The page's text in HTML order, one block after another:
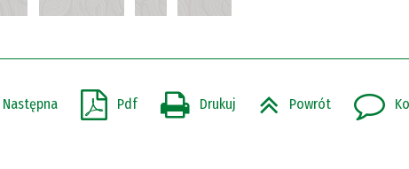
Następna Pdf Drukuj Powrót